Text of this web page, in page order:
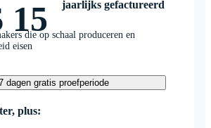
15
jaarlijks gefactureerd
die op schaal produceren en
eisen
dagen gratis proefperiode
plus: